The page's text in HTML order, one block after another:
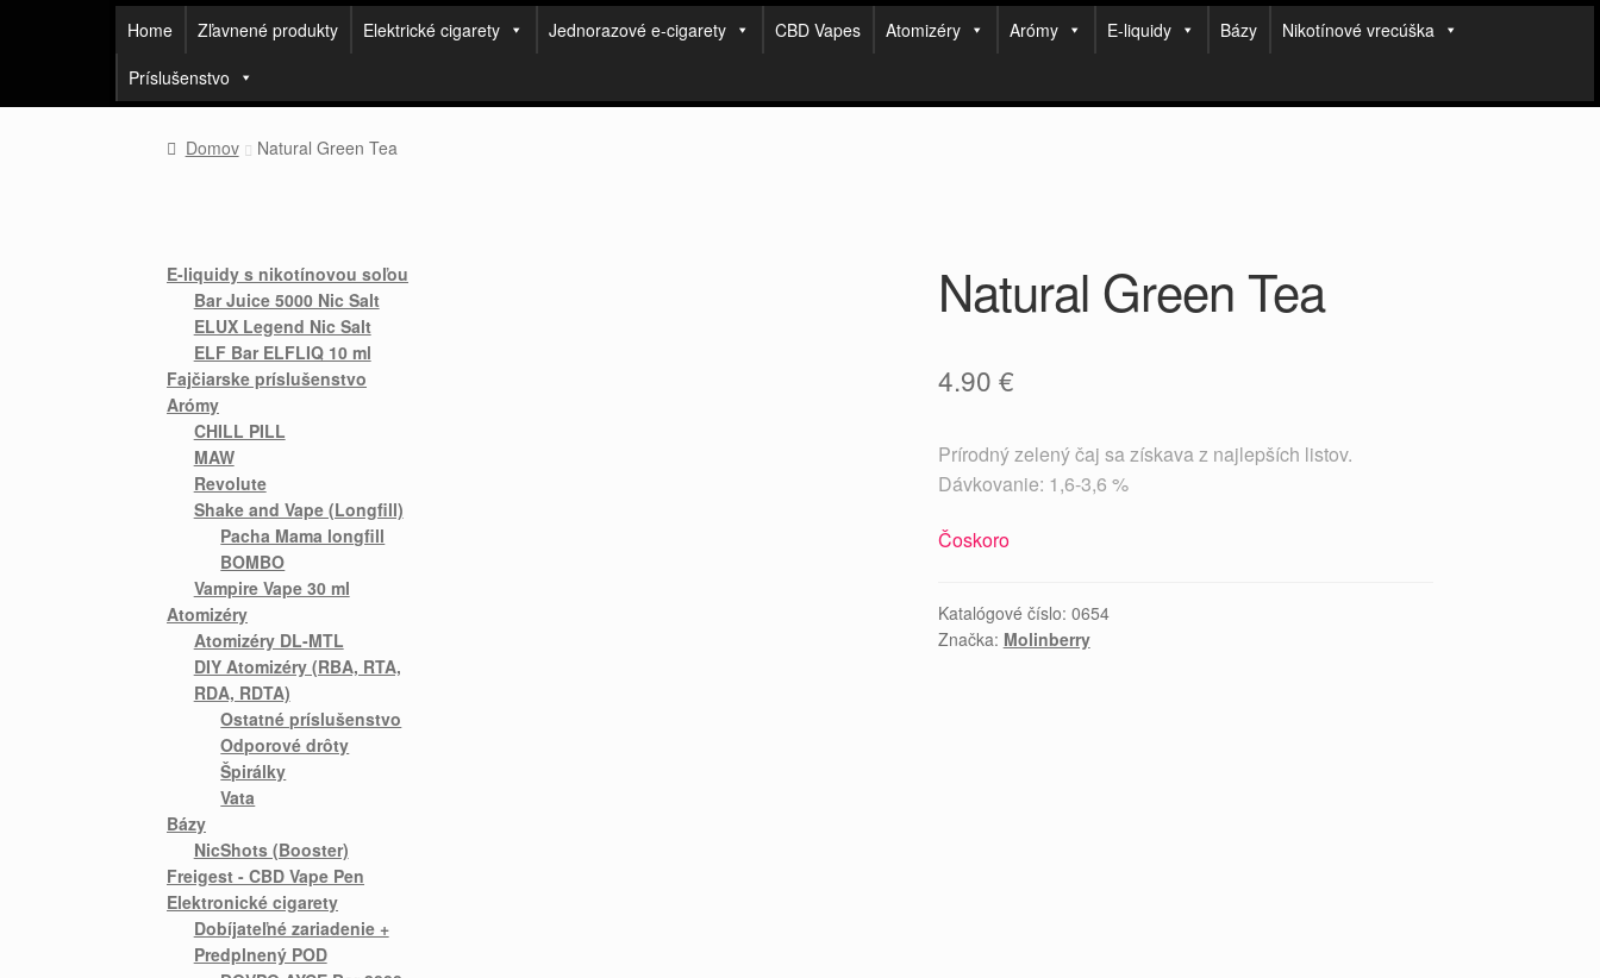
Home Zľavnené produkty Elektrické cigarety Jednorazové e-cigarety CBD Vapes Atomizéry Arómy E-liquidy Bázy
Nikotínové vrecúška
Príslušenstvo
Domov Natural Green Tea
Natural Green Tea
4.90 €
Prírodný zelený čaj sa získava z najlepších listov.
Dávkovanie: 1,6-3,6 %
Čoskoro
Katalógové číslo: 0654
Značka: Molinberry
E-liquidy s nikotínovou soľou
Bar Juice 5000 Nic Salt
ELUX Legend Nic Salt
ELF Bar ELFLIQ 10 ml
Fajčiarske príslušenstvo
Arómy
CHILL PILL
MAW
Revolute
Shake and Vape (Longfill)
Pacha Mama longfill
BOMBO
Vampire Vape 30 ml
Atomizéry
Atomizéry DL-MTL
DIY Atomizéry (RBA, RTA,
RDA, RDTA)
Ostatné príslušenstvo
Odporové drôty
Špirálky
Vata
Bázy
NicShots (Booster)
Freigest - CBD Vape Pen
Elektronické cigarety
Dobíjateľné zariadenie +
Predplnený POD